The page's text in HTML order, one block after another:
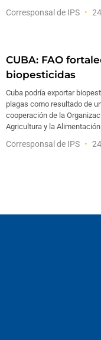
Corresponsal de IPS
CUBA: FAO
biopesticidas
Cuba podría exportar
plagas como resultado de
cooperación de la
Agricultura y la Alimentación
Corresponsal de IPS